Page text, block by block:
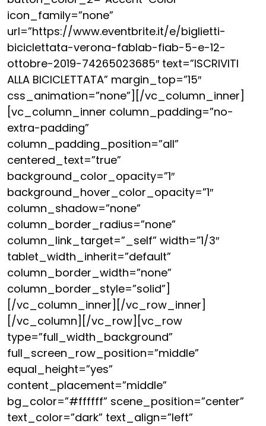
icon_family=”none”
url=”https://www.eventbrite.it/e/biglietti-
biciclettata-verona-fablab-fiab-5-e-12-
ottobre-2019-74265023685″ text=”ISCRIVITI
ALLA BICICLETTATA” margin_top=”15″
css_animation=”none”][/vc_column_inner]
[vc_column_inner column_padding=”no-
extra-padding”
column_padding_position=”all”
centered_text=”true”
background_color_opacity=”1″
background_hover_color_opacity=”1″
column_shadow=”none”
column_border_radius=”none”
column_link_target=”_self” width=”1/3″
tablet_width_inherit=”default”
column_border_width=”none”
column_border_style=”solid”]
[/vc_column_inner][/vc_row_inner]
[/vc_column][/vc_row][vc_row
type=”full_width_background”
full_screen_row_position=”middle”
equal_height=”yes”
content_placement=”middle”
bg_color=”#ffffff” scene_position=”center”
text_color=”dark” text_align=”left”